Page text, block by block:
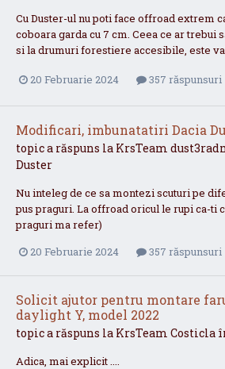
Cu Duster-ul nu poti face offroad extrem
coboara garda cu 7 cm. Ceea ce ar trebui
si la drumuri forestiere accesibile, este
20 Februarie 2024 357 răspunsuri
Modificari, imbunatatiri Dacia
topic a răspuns la KrsTeam
Duster
Nu inteleg de ce sa montezi scuturi pe
pus praguri. La offroad oricul le rupi ca-ti
praguri ma refer)
20 Februarie 2024
357 răspunsuri
Solicit ajutor pentru montare
daylight Y, model 2022
topic a răspuns la KrsTeam Costicla
Adica, mai explicit ....